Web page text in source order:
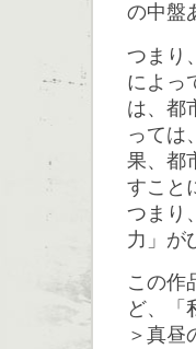
の中盤
つまり
によっ
は、都
っては
果、都
すこと
つまり
力」が
この作
ど、「
＞真昼